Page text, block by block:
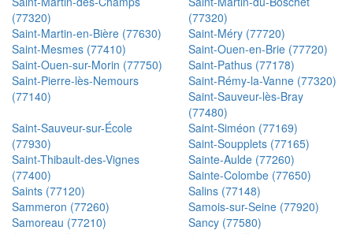
(77320)
(77320)
Saint-Martin-en-Bière (77630)
Saint-Méry (77720)
Saint-Mesmes (77410)
Saint-Ouen-en-Brie (77720)
Saint-Ouen-sur-Morin (77750)
Saint-Pathus (77178)
Saint-Pierre-lès-Nemours
(77140)
Saint-Rémy-la-Vanne (77320)
Saint-Sauveur-lès-Bray
(77480)
Saint-Sauveur-sur-École
(77930)
Saint-Siméon (77169)
Saint-Soupplets (77165)
Saint-Thibault-des-Vignes
(77400)
Sainte-Aulde (77260)
Sainte-Colombe (77650)
Saints (77120)
Salins (77148)
Sammeron (77260)
Samois-sur-Seine (77920)
Samoreau (77210)
Sancy (77580)